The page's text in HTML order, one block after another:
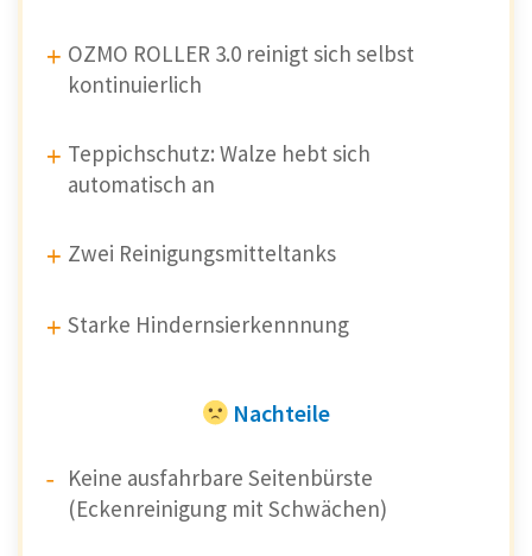
OZMO ROLLER 3.0 reinigt sich selbst
kontinuierlich
Teppichschutz: Walze hebt sich
automatisch an
Zwei Reinigungsmitteltanks
Starke Hindernsierkennnung
Nachteile
Keine ausfahrbare Seitenbürste
(Eckenreinigung mit Schwächen)